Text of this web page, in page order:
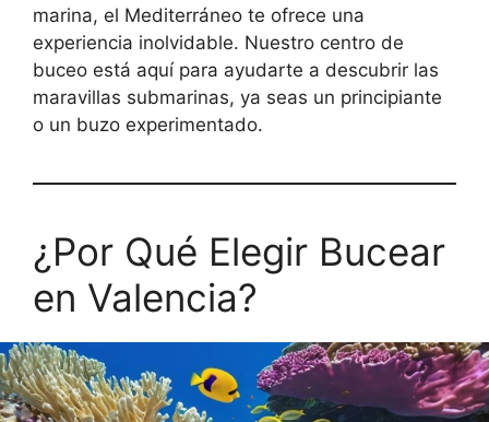
marina, el Mediterráneo te ofrece una
experiencia inolvidable. Nuestro centro de
buceo está aquí para ayudarte a descubrir las
maravillas submarinas, ya seas un principiante
o un buzo experimentado.
¿Por Qué Elegir Bucear
en Valencia?